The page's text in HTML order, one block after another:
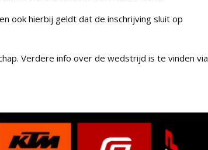
en ook hierbij geldt dat de inschrijving sluit op
Verdere info over de wedstrijd is te vinden via